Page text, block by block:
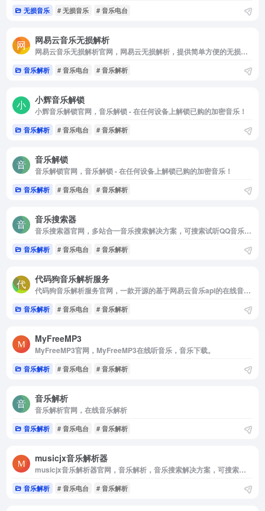
无损音乐 # 无损音乐 # 音乐电台
网易云音乐无损解析
网易云音乐无损解析官网，网易云无损解析，提供简单方便的无损解析下载服务。
音乐解析 # 音乐电台 # 音乐解析
小辉音乐解锁
小辉音乐解锁官网，音乐解锁 - 在任何设备上解锁已购的加密音乐！
音乐解析 # 音乐电台 # 音乐解析
音乐解锁
音乐解锁官网，音乐解锁 - 在任何设备上解锁已购的加密音乐！
音乐解析 # 音乐电台 # 音乐解析
音乐搜索器
音乐搜索器官网，多站合一音乐搜索解决方案，可搜索试听QQ音乐，酷狗音乐，酷我音乐，虾米音乐，百度音乐，一听音乐，咪咕音乐，荔枝FM，蜻蜓FM，喜马拉雅FM，全民K歌，5sing原创翻唱音乐。
音乐解析 # 音乐电台 # 音乐解析
代码狗音乐解析服务
代码狗音乐解析服务官网，一款开源的基于网易云音乐api的在线音乐播放器。具有音乐解析，搜索，播放，下载，歌词同步显示，个人音乐播放列表同步等功能。
音乐解析 # 音乐电台 # 音乐解析
MyFreeMP3
MyFreeMP3官网，MyFreeMP3在线听音乐，音乐下载。
音乐解析 # 音乐电台 # 音乐解析
音乐解析
音乐解析官网，在线音乐解析
音乐解析 # 音乐电台 # 音乐解析
musicjx音乐解析器
musicjx音乐解析器官网，音乐解析，音乐搜索解决方案，可搜索试听网易云音乐，QQ音乐，酷狗音乐，酷我音乐，虾米音乐，百度音乐，一听音乐，咪咕音乐，荔枝FM，蜻蜓FM，喜马拉雅FM，全民K歌，5sing原创翻唱音乐。
音乐解析 # 音乐电台 # 音乐解析